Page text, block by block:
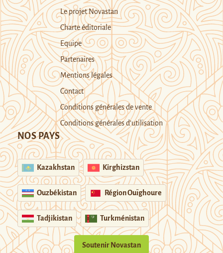
Le projet Novastan
Charte éditoriale
Equipe
Partenaires
Mentions légales
Contact
Conditions générales de vente
Conditions générales d’utilisation
NOS PAYS
Kazakhstan Kirghizstan
Ouzbékistan Région Ouïghoure
Tadjikistan Turkménistan
Soutenir Novastan